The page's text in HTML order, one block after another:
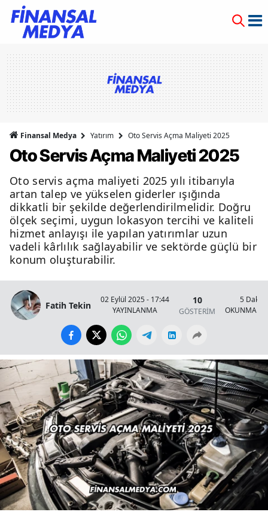
Finansal Medya Yatırım Oto Servis Açma Maliyeti 2025
Oto Servis Açma Maliyeti 2025
Oto servis açma maliyeti 2025 yılı itibarıyla
artan talep ve yükselen giderler ışığında
dikkatli bir şekilde değerlendirilmelidir. Doğru
ölçek seçimi, uygun lokasyon tercihi ve kaliteli
hizmet anlayışı ile yapılan yatırımlar uzun
vadeli kârlılık sağlayabilir ve sektörde güçlü bir
konum oluşturabilir.
Fatih Tekin
02 Eylül 2025 - 17:44
YAYINLANMA
10
GÖSTERİM
5 Dakika
OKUNMA